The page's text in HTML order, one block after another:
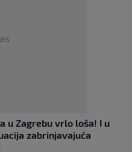
u Zagrebu vrlo loša! I u
zabrinjavajuća